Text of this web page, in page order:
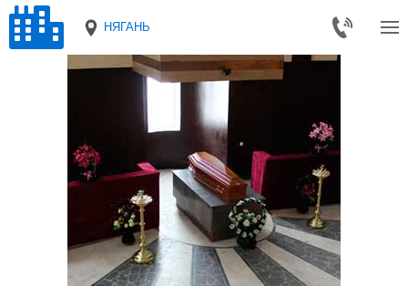
НЯГАНЬ